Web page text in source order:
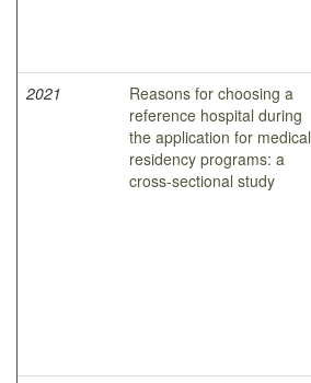
2021
Reasons for choosing a
reference hospital during
the application for medical
residency programs: a
cross-sectional study